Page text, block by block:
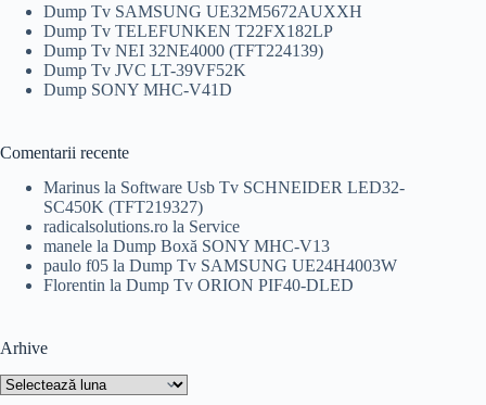
Dump Tv SAMSUNG UE32M5672AUXXH
Dump Tv TELEFUNKEN T22FX182LP
Dump Tv NEI 32NE4000 (TFT224139)
Dump Tv JVC LT-39VF52K
Dump SONY MHC-V41D
Comentarii recente
Marinus la Software Usb Tv SCHNEIDER LED32-
SC450K (TFT219327)
radicalsolutions.ro la Service
manele la Dump Boxă SONY MHC-V13
paulo f05 la Dump Tv SAMSUNG UE24H4003W
Florentin la Dump Tv ORION PIF40-DLED
Arhive
Arhive